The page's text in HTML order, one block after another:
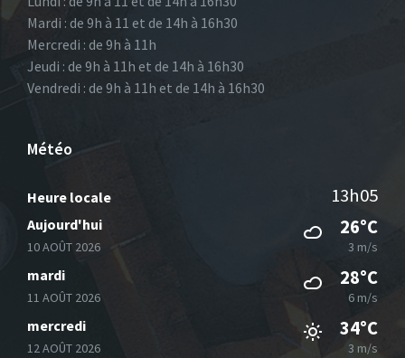
Mardi : de 9h à 11 et de 14h à 16h30
Mercredi : de 9h à 11h
Jeudi : de 9h à 11h et de 14h à 16h30
Vendredi : de 9h à 11h et de 14h à 16h30
Météo
Heure locale 13h05
Aujourd'hui
10 AOÛT 2026
26°C
3 m/s
mardi
11 AOÛT 2026
28°C
6 m/s
mercredi
12 AOÛT 2026
34°C
3 m/s